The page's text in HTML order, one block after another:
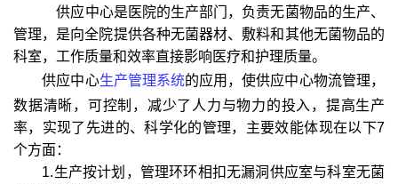
供应中心是医院的生产部门，负责无菌物品的生产、
管理，是向全院提供各种无菌器材、敷料和其他无菌物品的
科室，工作质量和效率直接影响医疗和护理质量。
供应中心生产管理系统的应用，使供应中心物流管理，
数据清晰，可控制，减少了人力与物力的投入，提高生产
率，实现了先进的、科学化的管理，主要效能体现在以下7
个方面：
1.生产按计划，管理环环相扣无漏洞供应室与科室无菌